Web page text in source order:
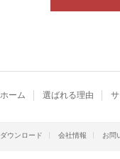
ホーム 選ばれる理由
ダウンロード 会社情報 お問